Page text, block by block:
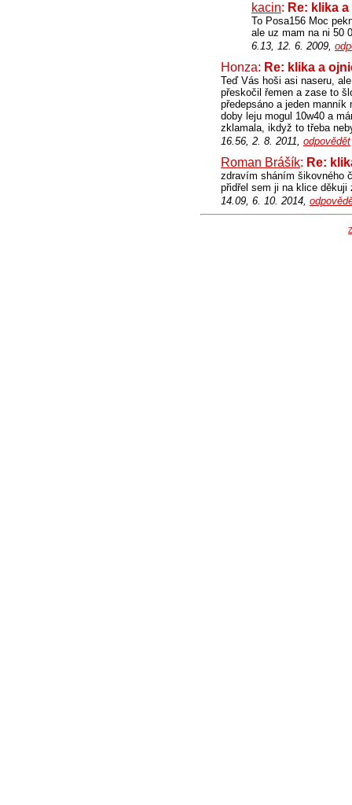
kacin: Re: klika
To Posa156 Moc
ale uz mam na ni 50
6.13, 12. 6. 2009,
Honza: Re: klika a
Teď Vás hoši asi naseru,
přeskočil řemen a zase to
předepsáno a jeden
doby leju mogul 10w40 a
zklamala, ikdyž to třeba
16.56, 2. 8. 2011, odpovědět
Roman Brášík: Re:
zdravím sháním šikovného
přidřel sem ji na klice děkuji
14.09, 6. 10. 2014,